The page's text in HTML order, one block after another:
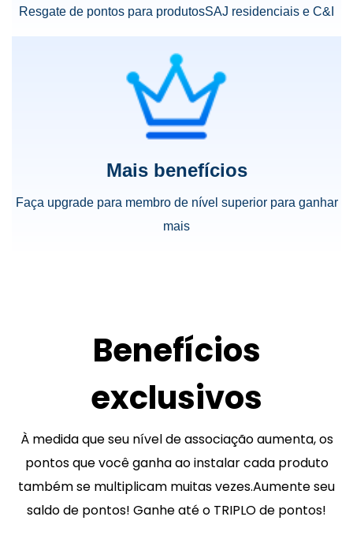
Resgate de pontos para produtosSAJ residenciais e C&I
Mais benefícios
Faça upgrade para membro de nível superior para ganhar
mais
Benefícios
exclusivos
À medida que seu nível de associação aumenta, os
pontos que você ganha ao instalar cada produto
também se multiplicam muitas vezes.Aumente seu
saldo de pontos! Ganhe até o TRIPLO de pontos!